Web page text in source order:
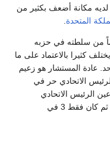
لديه مكانة أضعف بكثير من
المتحدة
من سلطته في حزبه
كثيرا بالاعتماد على ما
عادة المستشار هو زعيم
الاتحادي حر في
تعيين أي شخص آخر أيضا. في عام 2000 عين الرئيس الاتحادي
فولفغانغ شوسيل على الرغم من أن حزبه ثم كان فقط 3 في